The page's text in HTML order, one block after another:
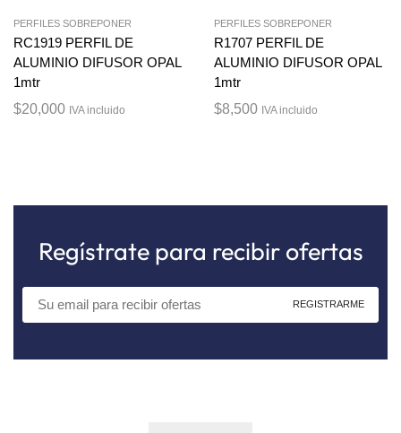
PERFILES SOBREPONER
RC1919 PERFIL DE
ALUMINIO DIFUSOR OPAL
1mtr
$20,000 IVA incluido
PERFILES SOBREPONER
R1707 PERFIL DE
ALUMINIO DIFUSOR OPAL
1mtr
$8,500 IVA incluido
Regístrate para recibir ofertas